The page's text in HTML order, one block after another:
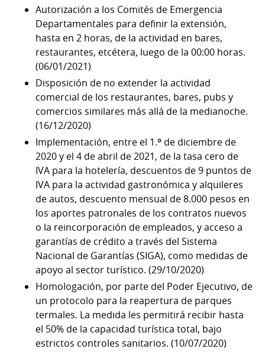
Autorización a los Comités de Emergencia
Departamentales para definir la extensión,
hasta en 2 horas, de la actividad en bares,
restaurantes, etcétera, luego de la 00:00 horas.
(06/01/2021)
Disposición de no extender la actividad
comercial de los restaurantes, bares, pubs y
comercios similares más allá de la medianoche.
(16/12/2020)
Implementación, entre el 1.º de diciembre de
2020 y el 4 de abril de 2021, de la tasa cero de
IVA para la hotelería, descuentos de 9 puntos de
IVA para la actividad gastronómica y alquileres
de autos, descuento mensual de 8.000 pesos en
los aportes patronales de los contratos nuevos
o la reincorporación de empleados, y acceso a
garantías de crédito a través del Sistema
Nacional de Garantías (SIGA), como medidas de
apoyo al sector turístico. (29/10/2020)
Homologación, por parte del Poder Ejecutivo, de
un protocolo para la reapertura de parques
termales. La medida les permitirá recibir hasta
el 50% de la capacidad turística total, bajo
estrictos controles sanitarios. (10/07/2020)